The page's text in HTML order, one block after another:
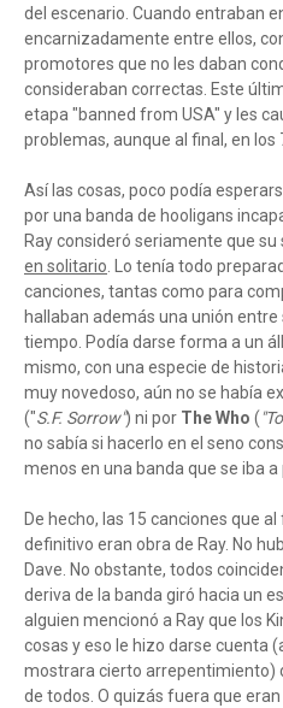
del escenario. Cuando entraban
encarnizadamente entre ellos,
promotores que no les daban
consideraban correctas. Este
etapa "banned from USA" y les
problemas, aunque al final, en los
Así las cosas, poco podía
por una banda de hooligans
Ray consideró seriamente que
en solitario. Lo tenía todo
canciones, tantas como para
hallaban además una unión entre
tiempo. Podía darse forma a un
mismo, con una especie de
muy novedoso, aún no se había
("S.F. Sorrow") ni por The Who (
no sabía si hacerlo en el seno
menos en una banda que se iba a
De hecho, las 15 canciones que
definitivo eran obra de Ray. No
Dave. No obstante, todos
deriva de la banda giró hacia un
alguien mencionó a Ray que los
cosas y eso le hizo darse cuenta
mostrara cierto arrepentimiento)
de todos. O quizás fuera que